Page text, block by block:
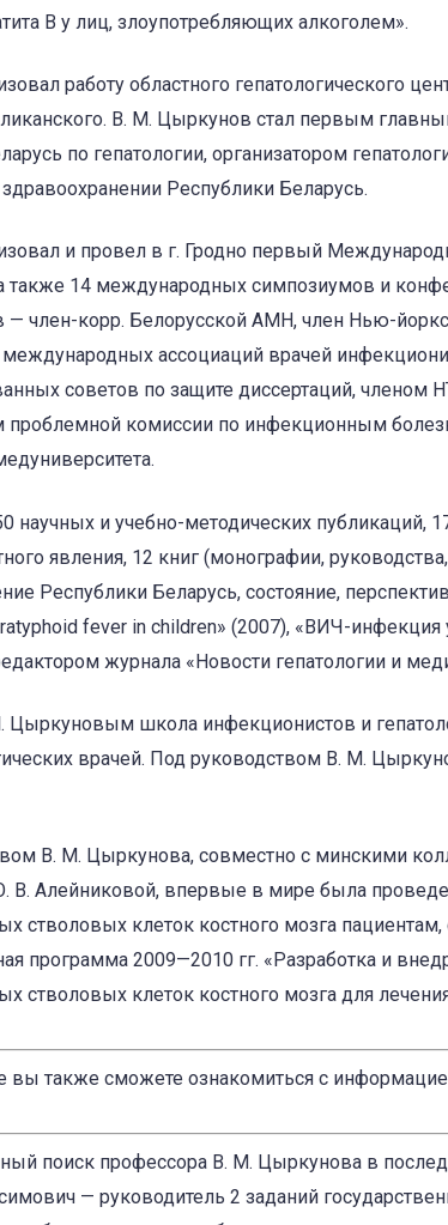
В у лиц, злоупотребляющих алкоголем».
работу областного гепатологического
В. М. Цыркунов стал первым
по гепатологии, организатором
Республики Беларусь.
и провел в г. Гродно первый
также 14 международных симпозиумов и
член-корр. Белорусской АМН, член Нью-
ассоциаций врачей
советов по защите диссертаций, членом
проблемной комиссии по инфекционным
научных и учебно-методических публикаций,
явления, 12 книг (монографии,
Республики Беларусь, состояние,
fever in children» (2007), «ВИЧ-
журнала «Новости гепатологии и
Цыркуновым школа инфекционистов и
врачей. Под руководством В. М.
В. М. Цыркунова, совместно с минскими
В. Алейниковой, впервые в мире была
стволовых клеток костного мозга
программа 2009—2010 гг. «Разработка и
стволовых клеток костного мозга для
вы также сможете ознакомиться с
поиск профессора В. М. Цыркунова в
— руководитель 2 заданий